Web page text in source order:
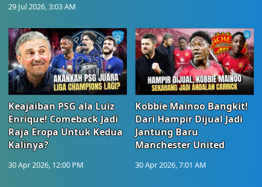
29 Jul 2026, 3:03 AM
Keajaiban PSG ala Luiz
Enrique! Comeback Jadi
Raja Eropa Untuk Kedua
Kalinya?
30 Apr 2026, 12:00 PM
Kobbie Mainoo Bangkit!
Dari Hampir Dijual Jadi
Jantung Baru
Manchester United
30 Apr 2026, 7:01 AM